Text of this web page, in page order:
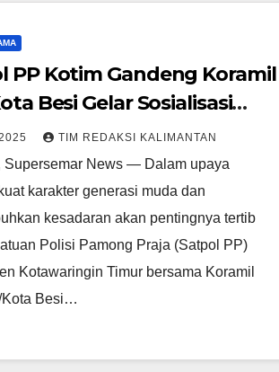
PP Kotim Gandeng Koramil
Besi Gelar Sosialisasi
GENITTIM REDAKSI KALIMANTAN
Supersemar News — Dalam upaya
karakter generasi muda dan
kesadaran akan pentingnya tertib
Polisi Pamong Praja (Satpol PP)
Kotawaringin Timur bersama Koramil
Kota Besi…